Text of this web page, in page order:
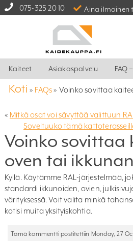
075-325 20 10 Aina ilmainen
Kaiteet Asiakaspalvelu FAQ
Koti » FAQs» Voinko sovittaa
« Mitkä osat voi sävyttää valittuun
Soveltuuko tämä
Voinko sovittaa
oven tai
Kyllä. Käytämme RAL-järjestelmää,
standardi ikkunoiden, ovien,
värityksessä. Voit valita minkä
kotisi muita yksityiskohtia.
Tämä kommentti postitettiin Monday, 27